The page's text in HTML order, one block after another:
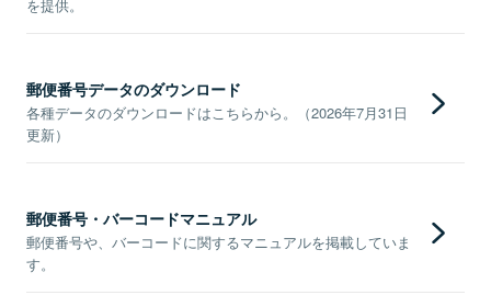
を提供。
郵便番号データのダウンロード
各種データのダウンロードはこちらから。（2026年7月31日
更新）
郵便番号・バーコードマニュアル
郵便番号や、バーコードに関するマニュアルを掲載していま
す。